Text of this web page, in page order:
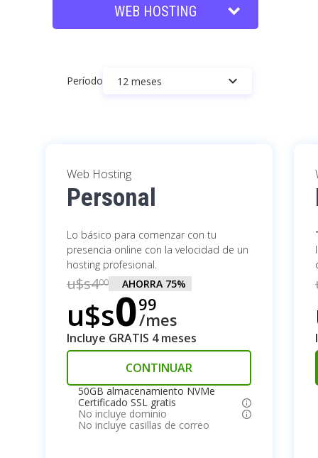
WEB HOSTING
CLOUD HOSTING
expand_more
Período 12 meses keyboard_arrow_down
Web Hosting
Personal
Lo básico para comenzar con tu
presencia online con la velocidad de un
hosting profesional.
u$s400 AHORRA 75%
u$s099
/mes
Incluye GRATIS 4 meses
CONTINUAR
50GB almacenamiento NVMe
Certificado SSL gratis
No incluye dominio
No incluye casillas de correo